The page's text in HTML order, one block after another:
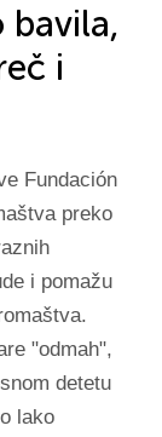
bavila,
i
Fundación
preko
i pomažu
"odmah",
detetu
lako